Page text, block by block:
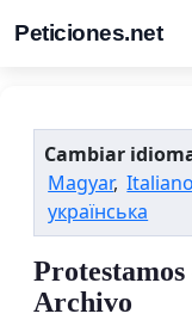
Peticiones.net
Cambiar
Magyar, Italiano
українська
Archivo